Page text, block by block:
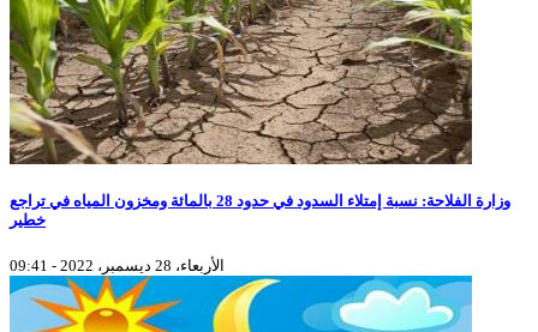
وزارة الفلاحة: نسبة إمتلاء السدود في حدود 28 بالمائة ومخزون المياه في تراجع
خطير
الأربعاء، 28 ديسمبر، 2022 - 09:41